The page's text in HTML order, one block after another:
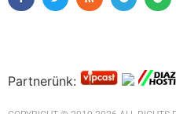
Partnerünk: